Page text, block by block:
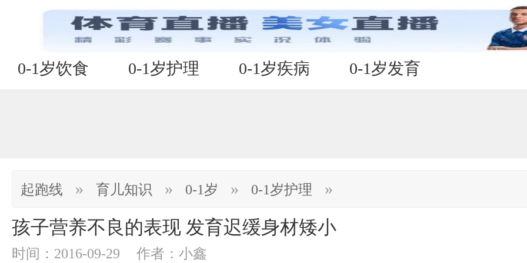
0-1岁饮食 0-1岁护理 0-1岁疾病 0-1岁发育
起跑线 » 育儿知识 » 0-1岁 » 0-1岁护理 »
孩子营养不良的表现 发育迟缓身材矮小
时间：2016-09-29 作者：小鑫